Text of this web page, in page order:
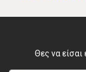
Θες να